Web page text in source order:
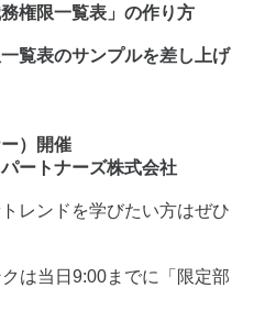
権限一覧表」の作り方
覧表のサンプルを差し上げ
）開催
ートナーズ株式会社
レンドを学びたい方はぜひ
は当日9:00までに「限定部